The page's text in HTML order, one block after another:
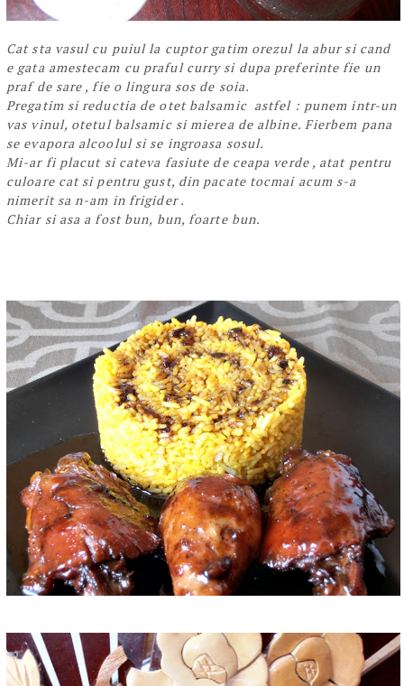
Cat sta vasul cu puiul la cuptor gatim orezul la abur si cand
e gata amestecam cu praful curry si dupa preferinte fie un
praf de sare , fie o lingura sos de soia.
Pregatim si reductia de otet balsamic astfel : punem intr-un
vas vinul, otetul balsamic si mierea de albine. Fierbem pana
se evapora alcoolul si se ingroasa sosul.
Mi-ar fi placut si cateva fasiute de ceapa verde , atat pentru
culoare cat si pentru gust, din pacate tocmai acum s-a
nimerit sa n-am in frigider .
Chiar si asa a fost bun, bun, foarte bun.